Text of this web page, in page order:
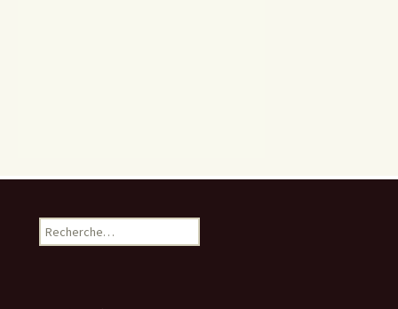
Rechercher :